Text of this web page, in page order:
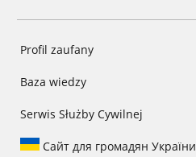
Profil zaufany
Baza wiedzy
Serwis Służby Cywilnej
Сайт для громадян України